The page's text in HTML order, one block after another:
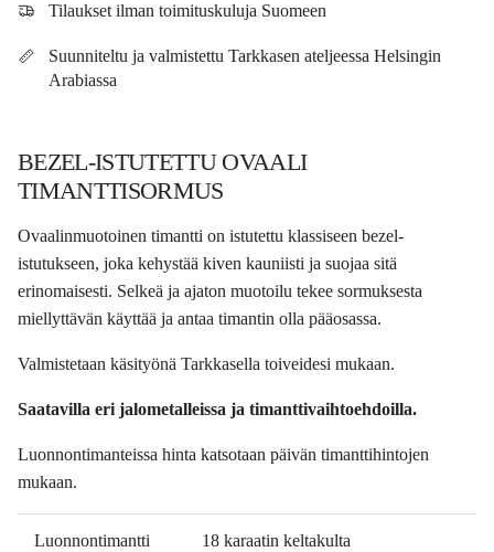
Tilaukset ilman toimituskuluja Suomeen
Suunniteltu ja valmistettu Tarkkasen ateljeessa Helsingin
Arabiassa
BEZEL-ISTUTETTU OVAALI
TIMANTTISORMUS
Ovaalinmuotoinen timantti on istutettu klassiseen bezel-
istutukseen, joka kehystää kiven kauniisti ja suojaa sitä
erinomaisesti. Selkeä ja ajaton muotoilu tekee sormuksesta
miellyttävän käyttää ja antaa timantin olla pääosassa.
Valmistetaan käsityönä Tarkkasella toiveidesi mukaan.
Saatavilla eri jalometalleissa ja timanttivaihtoehdoilla.
Luonnontimanteissa hinta katsotaan päivän timanttihintojen
mukaan.
Luonnontimantti 18 karaatin keltakulta